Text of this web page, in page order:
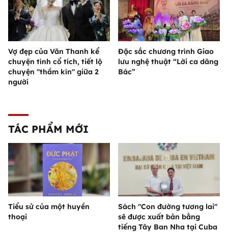
Vợ đẹp của Văn Thanh kể
chuyện tình cổ tích, tiết lộ
chuyện "thầm kín" giữa 2
người
Đặc sắc chương trình Giao
lưu nghệ thuật “Lời ca dâng
Bác”
TÁC PHẨM MỚI
Tiểu sử của một huyền
thoại
Sách "Con đường tương lai"
sẽ được xuất bản bằng
tiếng Tây Ban Nha tại Cuba